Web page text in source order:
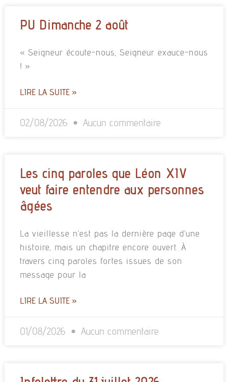
PU Dimanche 2 août
« Seigneur écoute-nous, Seigneur exauce-nous
! »
LIRE LA SUITE »
02/08/2026 Aucun commentaire
Les cinq paroles que Léon XIV
veut faire entendre aux personnes
âgées
La vieillesse n’est pas la dernière page d’une
histoire, mais un chapitre encore ouvert. À
travers cinq paroles fortes issues de son
message pour la
LIRE LA SUITE »
01/08/2026 Aucun commentaire